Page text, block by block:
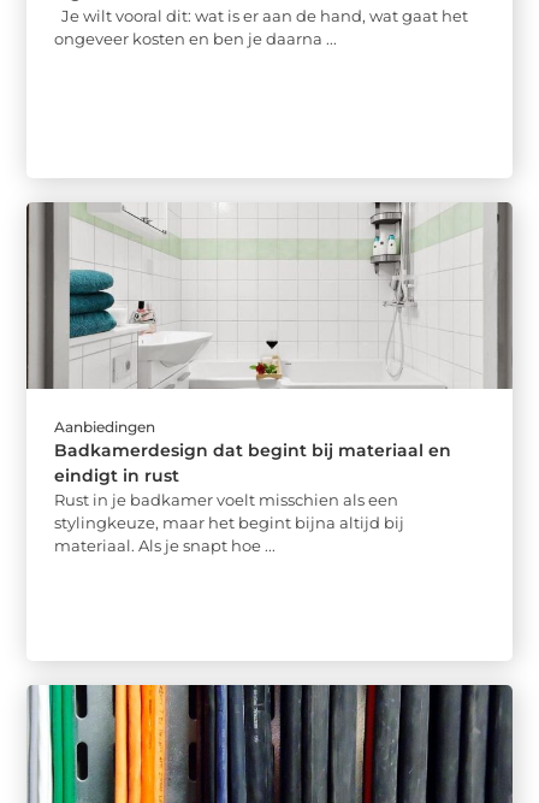
Je wilt vooral dit: wat is er aan de hand, wat gaat het
ongeveer kosten en ben je daarna ...
Aanbiedingen
Badkamerdesign dat begint bij materiaal en
eindigt in rust
Rust in je badkamer voelt misschien als een
stylingkeuze, maar het begint bijna altijd bij
materiaal. Als je snapt hoe ...